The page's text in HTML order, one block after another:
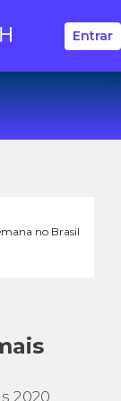
Entrar
no Brasil
2020